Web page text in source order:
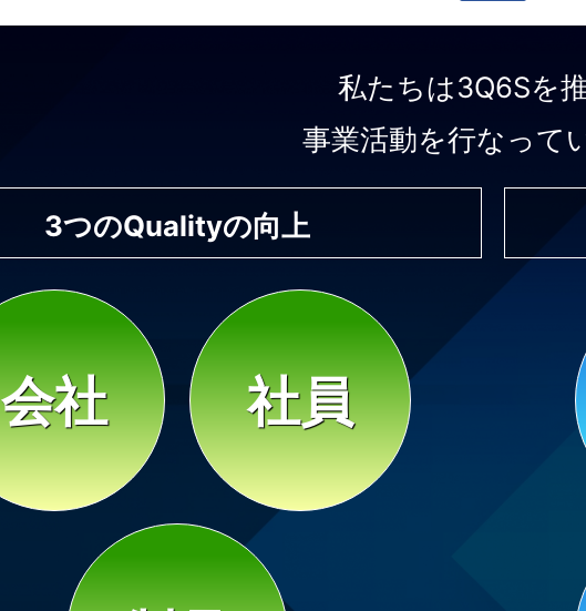
私たちは3Q6Sを
事業活動を行なって
3つのQualityの向上
会社 社員